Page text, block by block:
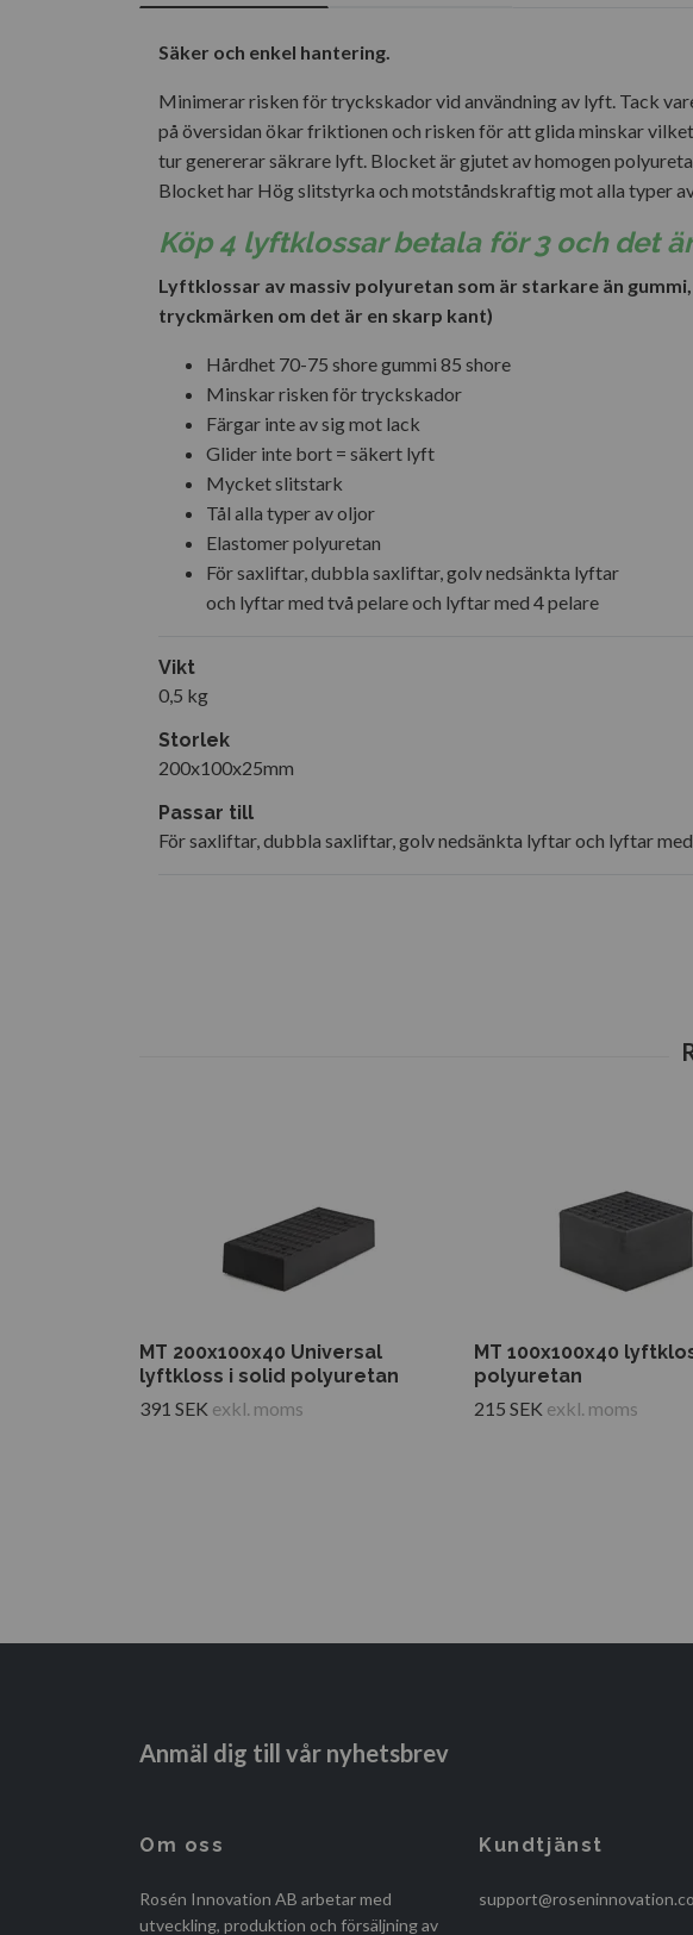
Säker och enkel hantering.
Minimerar risken för tryckskador vid användning av lyft. Tack
på översidan ökar friktionen och risken för att glida minskar
tur genererar säkrare lyft. Blocket är gjutet av homogen
Blocket har Hög slitstyrka och motståndskraftig mot alla typer
Köp 4 lyftklossar betala för 3 och det
Lyftklossar av massiv polyuretan som är starkare än
tryckmärken om det är en skarp kant)
Hårdhet 70-75 shore gummi 85 shore
Minskar risken för tryckskador
Färgar inte av sig mot lack
Glider inte bort = säkert lyft
Mycket slitstark
Tål alla typer av oljor
Elastomer polyuretan
För saxliftar, dubbla saxliftar, golv nedsänkta lyftar
och lyftar med två pelare och lyftar med 4 pelare
Vikt
0,5 kg
Storlek
200x100x25mm
Passar till
För saxliftar, dubbla saxliftar, golv nedsänkta lyftar och lyftar
MT 200x100x40 Universal
lyftkloss i solid polyuretan
391 SEK exkl. moms
MT 100x100x40
polyuretan
215 SEK exkl. moms
Anmäl dig till vår nyhetsbrev
Om oss
Rosén Innovation AB arbetar med
utveckling, produktion och försäljning av
Kundtjänst